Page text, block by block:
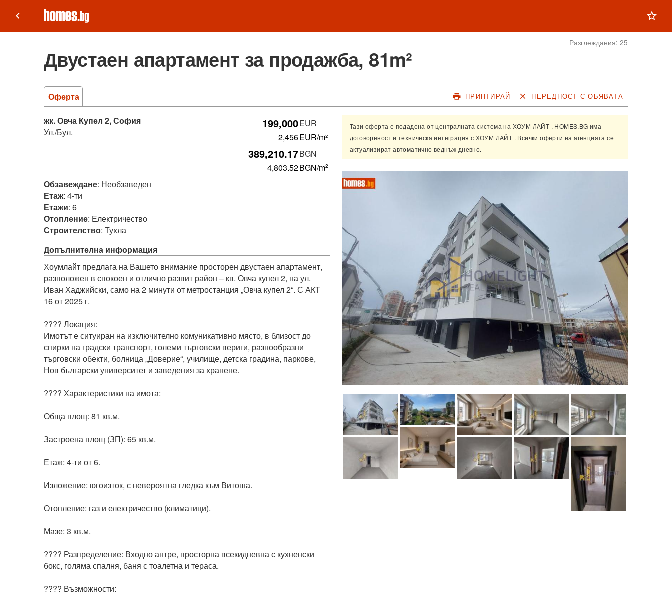
keyboard_arrow_left star_outline
Разглеждания: 25
Двустаен апартамент за продажба, 81m²
Оферта print ПРИНТИРАЙ close НЕРЕДНОСТ С ОБЯВАТА
Тази оферта е подадена от централната система на ХОУМ ЛАЙТ . HOMES.BG има
договореност и техническа интеграция с ХОУМ ЛАЙТ . Всички оферти на агенцията се
актуализират автоматично веднъж дневно.
жк. Овча Купел 2, София
Ул./Бул.
199,000EUR
2,456EUR/m²
389,210.17BGN
4,803.52BGN/m2
Обзавеждане: Необзаведен
Етаж: 4-ти
Етажи: 6
Отопление: Електричество
Строителство: Тухла
Допълнителна информация
Хоумлайт предлага на Вашето внимание просторен двустаен апартамент,
разположен в спокоен и отлично развит район – кв. Овча купел 2, на ул.
Иван Хаджийски, само на 2 минути от метростанция „Овча купел 2“. С АКТ
16 от 2025 г.
???? Локация:
Имотът е ситуиран на изключително комуникативно място, в близост до
спирки на градски транспорт, големи търговски вериги, разнообразни
търговски обекти, болница „Доверие“, училище, детска градина, паркове,
Нов български университет и заведения за хранене.
???? Характеристики на имота:
Обща площ: 81 кв.м.
Застроена площ (ЗП): 65 кв.м.
Етаж: 4-ти от 6.
Изложение: югоизток, с невероятна гледка към Витоша.
Отопление: газ и електричество (климатици).
Мазе: 3 кв.м.
????️ Разпределение: Входно антре, просторна всекидневна с кухненски
бокс, голяма спалня, баня с тоалетна и тераса.
????️ Възможности: